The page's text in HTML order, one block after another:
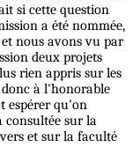
si cette question
a été nommée,
nous avons vu par
deux projets
rien appris sur les
à l'honorable
espérer qu'on
consultée sur la
et sur la faculté